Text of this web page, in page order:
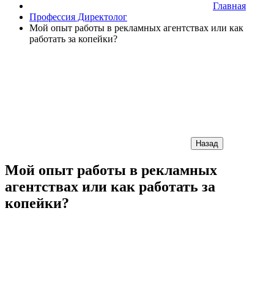
Главная
Профессия Директолог
Мой опыт работы в рекламных агентствах или как
работать за копейки?
Назад
Мой опыт работы в рекламных
агентствах или как работать за
копейки?